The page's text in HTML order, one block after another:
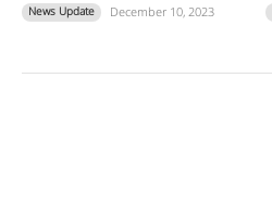
News Update December 10, 2023